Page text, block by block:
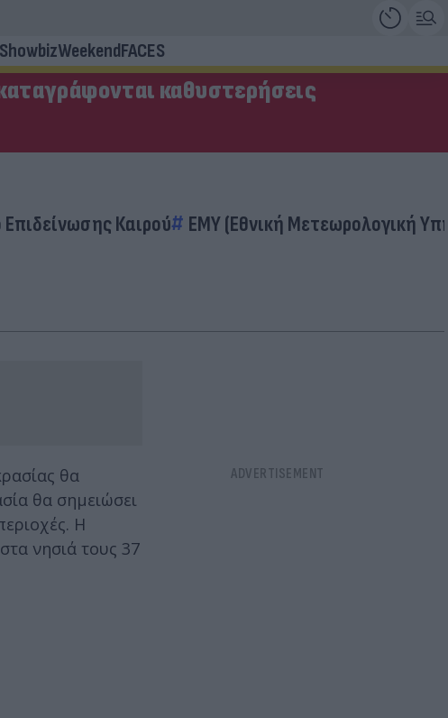
ShowbizWeekendFACES
καθυστερήσεις
Καιρού EMY (Εθνική Μετεωρολογική
θα
θα σημειώσει
Η
νησιά τους 37